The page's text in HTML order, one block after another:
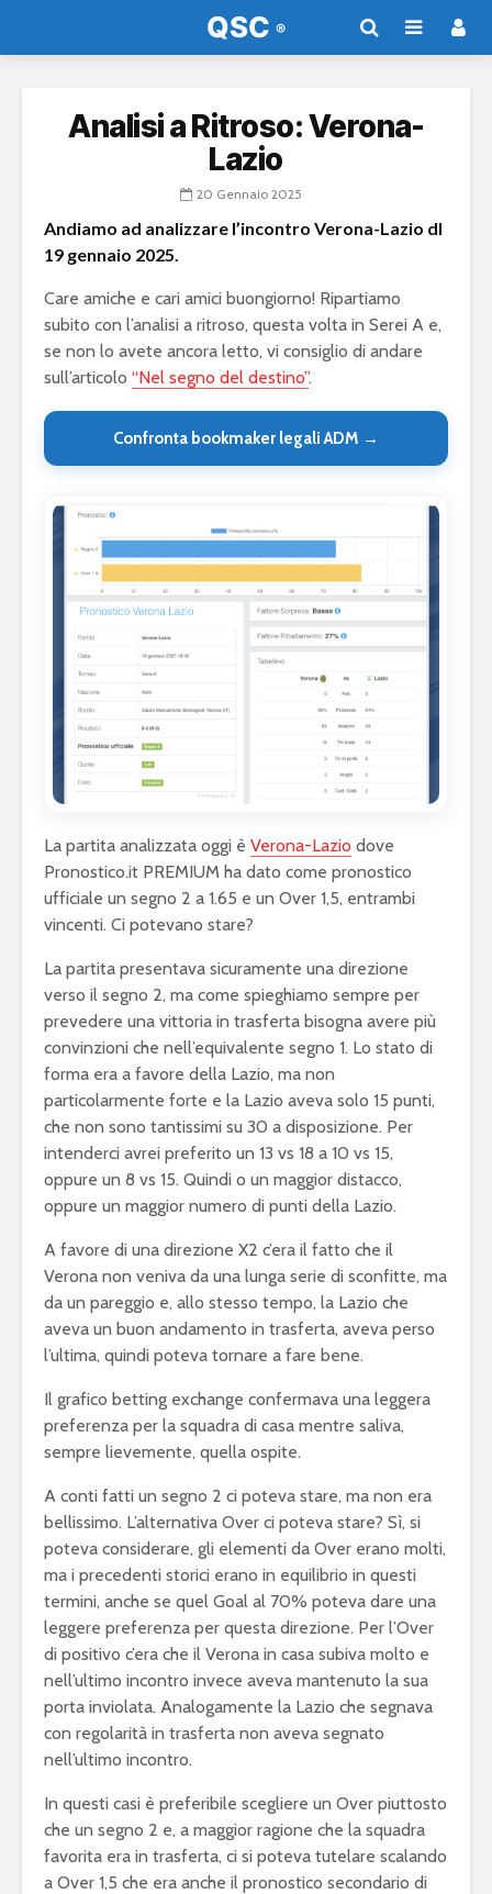
Analisi a Ritroso: Verona-
Lazio
20 Gennaio 2025
Andiamo ad analizzare l’incontro Verona-Lazio dl
19 gennaio 2025.
Care amiche e cari amici buongiorno! Ripartiamo
subito con l’analisi a ritroso, questa volta in Serei A e,
se non lo avete ancora letto, vi consiglio di andare
sull’articolo “Nel segno del destino”.
Confronta bookmaker legali ADM →
La partita analizzata oggi è Verona-Lazio dove
Pronostico.it PREMIUM ha dato come pronostico
ufficiale un segno 2 a 1.65 e un Over 1,5, entrambi
vincenti. Ci potevano stare?
La partita presentava sicuramente una direzione
verso il segno 2, ma come spieghiamo sempre per
prevedere una vittoria in trasferta bisogna avere più
convinzioni che nell’equivalente segno 1. Lo stato di
forma era a favore della Lazio, ma non
particolarmente forte e la Lazio aveva solo 15 punti,
che non sono tantissimi su 30 a disposizione. Per
intenderci avrei preferito un 13 vs 18 a 10 vs 15,
oppure un 8 vs 15. Quindi o un maggior distacco,
oppure un maggior numero di punti della Lazio.
A favore di una direzione X2 c’era il fatto che il
Verona non veniva da una lunga serie di sconfitte, ma
da un pareggio e, allo stesso tempo, la Lazio che
aveva un buon andamento in trasferta, aveva perso
l’ultima, quindi poteva tornare a fare bene.
Il grafico betting exchange confermava una leggera
preferenza per la squadra di casa mentre saliva,
sempre lievemente, quella ospite.
A conti fatti un segno 2 ci poteva stare, ma non era
bellissimo. L’alternativa Over ci poteva stare? Sì, si
poteva considerare, gli elementi da Over erano molti,
ma i precedenti storici erano in equilibrio in questi
termini, anche se quel Goal al 70% poteva dare una
leggere preferenza per questa direzione. Per l’Over
di positivo c’era che il Verona in casa subiva molto e
nell’ultimo incontro invece aveva mantenuto la sua
porta inviolata. Analogamente la Lazio che segnava
con regolarità in trasferta non aveva segnato
nell’ultimo incontro.
In questi casi è preferibile scegliere un Over piuttosto
che un segno 2 e, a maggior ragione che la squadra
favorita era in trasferta, ci si poteva tutelare scalando
a Over 1,5 che era anche il pronostico secondario di